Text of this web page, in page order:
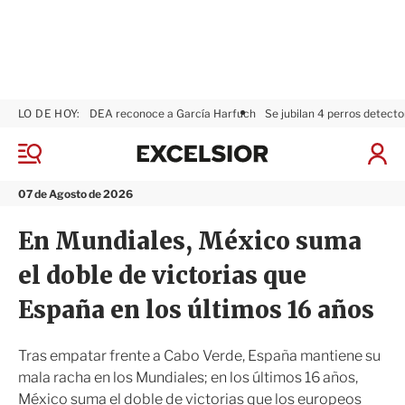
M
n
07 de Agosto de 2026
LO DE HOY: DEA reconoce a García Harfuch Se jubilan 4 perros
I
ó
x
i
r
En Mundiales, México suma
el doble de victorias que
España en los últimos 16 años
Tras empatar frente a Cabo Verde, España mantiene su
mala racha en los Mundiales; en los últimos 16 años,
México suma el doble de victorias que los europeos